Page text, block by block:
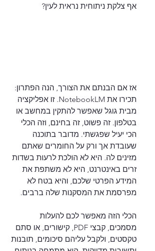
אף צלקת ניתוחית נראית לעין?
אז אם הבנתם את הצורך, הנה הפתרון:
תכירו את NotebookLM. זו אפליקציה
מבית גוגל שאפשר להתקין במחשב או
בטלפון. זה פשוט, זה בחינם, וזה הכלי
הכי יעיל שפגשתי. מדובר בתוכנה
שעובדת אך ורק על החומרים שאתם
מזינים לה. היא לא הולכת לרעות בשדות
זרים באינטרנט, היא לא משתפת את
המידע הפרטי שלכם, והיא בטח לא
מפרסמת את המסקנות שלה ברבים.
הכלי הזה מאפשר לכם להעלות
מסמכים, קבצי PDF, קישורים, או סתם
טקסטים, ולקבל עליהם סיכומים, תובנות